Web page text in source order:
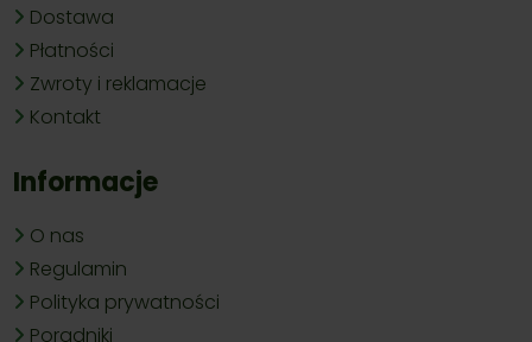
Dostawa
Płatności
Zwroty i reklamacje
Kontakt
Informacje
O nas
Regulamin
Polityka prywatności
Poradniki